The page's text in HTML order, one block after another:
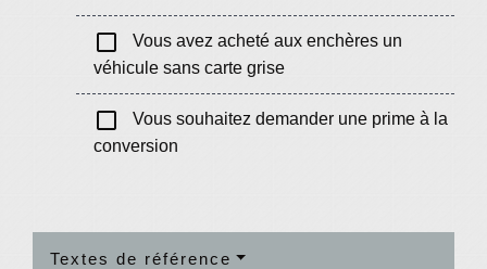
check_box_outline_blank
Vous avez acheté aux enchères un
véhicule sans carte grise
check_box_outline_blank
Vous souhaitez demander une prime à la
conversion
Textes de référence